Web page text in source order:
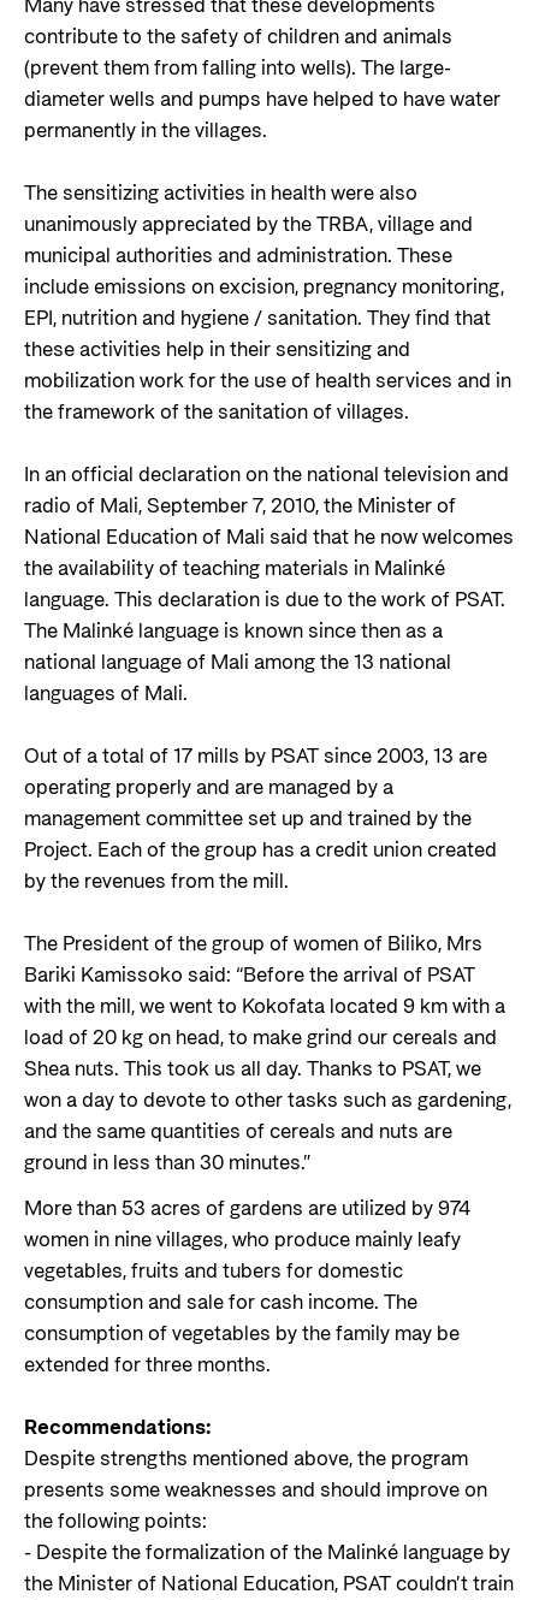
Many have stressed that these developments
contribute to the safety of children and animals
(prevent them from falling into wells). The large-
diameter wells and pumps have helped to have water
permanently in the villages.
The sensitizing activities in health were also
unanimously appreciated by the TRBA, village and
municipal authorities and administration. These
include emissions on excision, pregnancy monitoring,
EPI, nutrition and hygiene / sanitation. They find that
these activities help in their sensitizing and
mobilization work for the use of health services and in
the framework of the sanitation of villages.
In an official declaration on the national television and
radio of Mali, September 7, 2010, the Minister of
National Education of Mali said that he now welcomes
the availability of teaching materials in Malinké
language. This declaration is due to the work of PSAT.
The Malinké language is known since then as a
national language of Mali among the 13 national
languages of Mali.
Out of a total of 17 mills by PSAT since 2003, 13 are
operating properly and are managed by a
management committee set up and trained by the
Project. Each of the group has a credit union created
by the revenues from the mill.
The President of the group of women of Biliko, Mrs
Bariki Kamissoko said: “Before the arrival of PSAT
with the mill, we went to Kokofata located 9 km with a
load of 20 kg on head, to make grind our cereals and
Shea nuts. This took us all day. Thanks to PSAT, we
won a day to devote to other tasks such as gardening,
and the same quantities of cereals and nuts are
ground in less than 30 minutes.”
More than 53 acres of gardens are utilized by 974
women in nine villages, who produce mainly leafy
vegetables, fruits and tubers for domestic
consumption and sale for cash income. The
consumption of vegetables by the family may be
extended for three months.
Recommendations:
Despite strengths mentioned above, the program
presents some weaknesses and should improve on
the following points:
- Despite the formalization of the Malinké language by
the Minister of National Education, PSAT couldn’t train